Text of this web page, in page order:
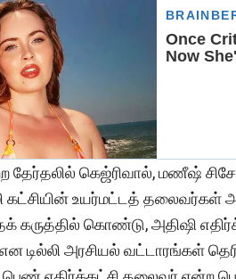
தேர்தலில் கெஜ்ரிவால், மணீஷ்
உயர்மட்டத் தலைவர்கள்
கொண்டு, அதிஷி
டில்லி அரசியல் வட்டாரங்கள்